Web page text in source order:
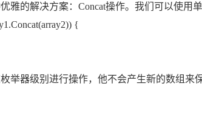
雅的解决方案： Concat操作。我们可以使用
{
举器级别进行操作，他不会产生新的数组来